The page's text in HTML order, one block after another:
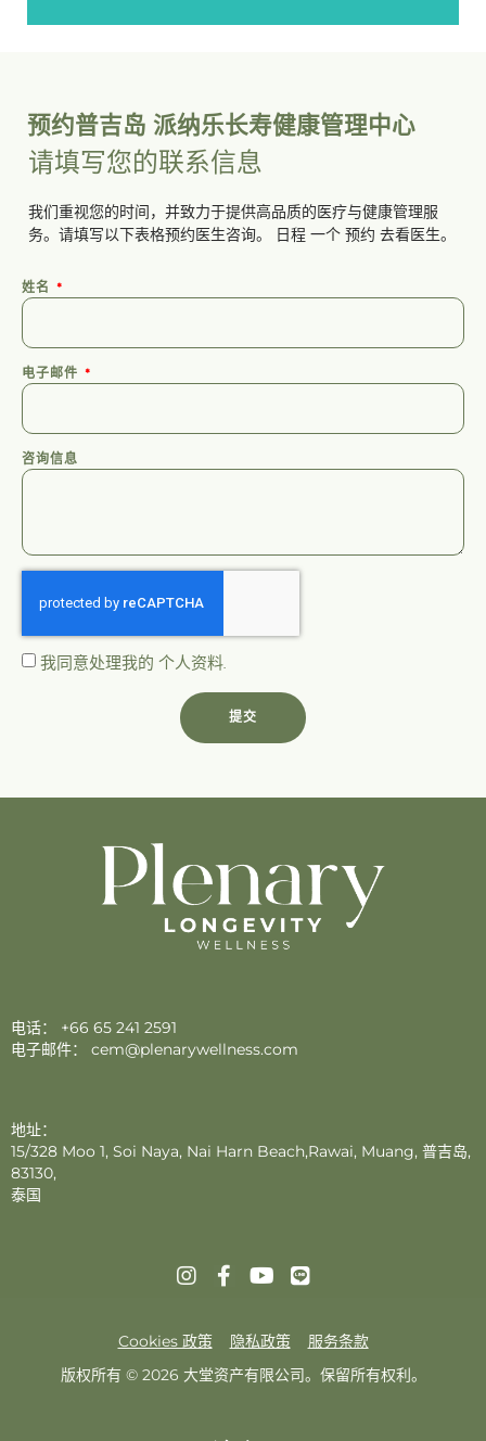
预约普吉岛 派纳乐长寿健康管理中心
请填写您的联系信息
我们重视您的时间，并致力于提供高品质的医疗与健康管理服
务。请填写以下表格预约医生咨询。
日程 一个 预约 去看医生。
姓名
电子邮件
咨询信息
我同意处理我的 个人资料.
提交
电话： +66 65 241 2591
电子邮件： cem@plenarywellness.com
地址：
15/328 Moo 1, Soi Naya, Nai Harn Beach,Rawai, Muang, 普吉岛,
83130,
泰国
Cookies 政策 隐私政策
服务条款
版权所有 © 2026 大堂资产有限公司。保留所有权利。